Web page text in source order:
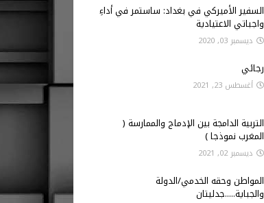
السفير الأميركي في بغداد: ساستمر في أداءِ
واجباتي الاعتيادية
ديسمبر 03, 2020
رجائي
أغسطس 23, 2021
التربية الدامجة بين الإدماج والممارسة (
المغرب نموذجا )
ديسمبر 02, 2021
المواطن وحقه الخدمي/الدولة
والجباية.....جدليتان